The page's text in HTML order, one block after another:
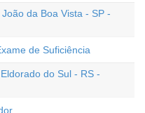
da Boa Vista - SP -
de Suficiência
do Sul - RS -